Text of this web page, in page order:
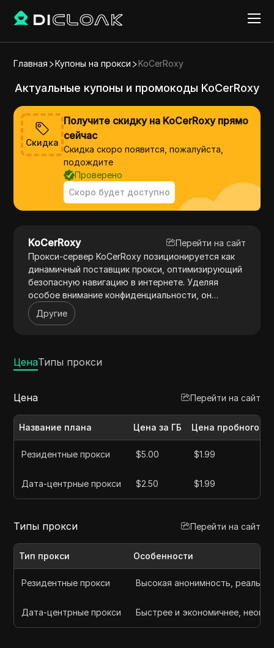
Главная Купоны на прокси KoCerRoxy
Актуальные купоны и промокоды KoCerRoxy
Скидка
Получите скидку на KoCerRoxy прямо
сейчас
Скидка скоро появится, пожалуйста,
подождите
Проверено
Скоро будет доступно
KoCerRoxy
Перейти на сайт
Прокси-сервер KoCerRoxy позиционируется как
динамичный поставщик прокси, оптимизирующий
безопасную навигацию в интернете. Уделяя
особое внимание конфиденциальности, он
эффективно меняет IP-адреса для сокрытия
идентификационных данных пользователей.
обнаружения, позволяя проводить комплексный
веб-скрейпинг. Его надежная инфраструктура
доступ, что идеально подходит для
прокси KoCerRoxy для надежной анонимности.
Другие
ЦенаТипы прокси
Цена Перейти на сайт
Название плана Цена за ГБ Цена пробного
Резидентные прокси $5.00 $1.99
Дата-центрные прокси $2.50 $1.99
Типы прокси Перейти на сайт
Тип прокси Особенности
Резидентные прокси Высокая анонимность,
Дата-центрные прокси Быстрее и экономичнее,